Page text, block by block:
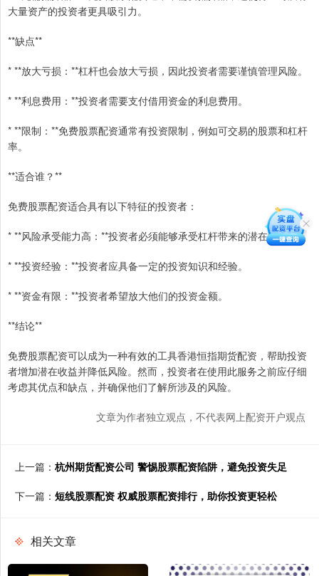
大量资产的投资者更具吸引力。
**缺点**
* **放大亏损：**杠杆也会放大亏损，因此投资者需要谨慎管理风险。
* **利息费用：**投资者需要支付借用资金的利息费用。
* **限制：**免费股票配资通常有投资限制，例如可交易的股票和杠杆
率。
**适合谁？**
免费股票配资适合具有以下特征的投资者：
* **风险承受能力高：**投资者必须能够承受杠杆带来的潜在亏损。
* **投资经验：**投资者应具备一定的投资知识和经验。
* **资金有限：**投资者希望放大他们的投资金额。
**结论**
免费股票配资可以成为一种有效的工具香港恒指期货配资，帮助投资
者增加潜在收益并降低风险。然而，投资者在使用此服务之前应仔细
考虑其优点和缺点，并确保他们了解所涉及的风险。
文章为作者独立观点，不代表网上配资开户观点
上一篇： 杭州期货配资公司 警惕股票配资陷阱，避免投资失足
下一篇： 短线股票配资 权威股票配资排行，助你投资更轻松
相关文章